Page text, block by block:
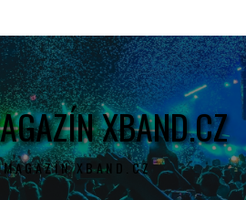
XBAND.CZ
XBAND.CZ